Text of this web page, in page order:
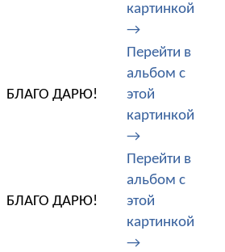
картинкой
→
БЛАГО ДАРЮ!
Перейти в
альбом с
этой
картинкой
→
БЛАГО ДАРЮ!
Перейти в
альбом с
этой
картинкой
→